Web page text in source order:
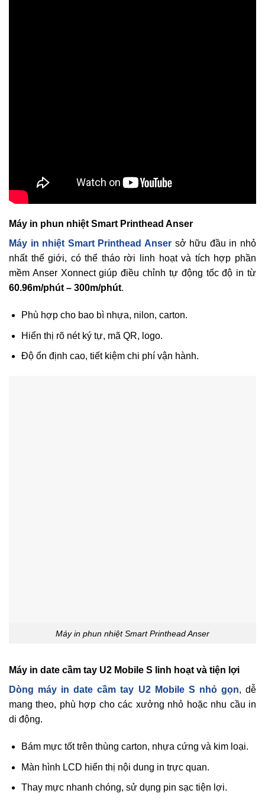
Máy in phun nhiệt Smart Printhead Anser
Máy in nhiệt Smart Printhead Anser sở hữu đầu in nhỏ
nhất thế giới, có thể tháo rời linh hoạt và tích hợp phần
mềm Anser Xonnect giúp điều chỉnh tự động tốc độ in từ
60.96m/phút – 300m/phút.
Phù hợp cho bao bì nhựa, nilon, carton.
Hiển thị rõ nét ký tự, mã QR, logo.
Độ ổn định cao, tiết kiệm chi phí vận hành.
Máy in phun nhiệt Smart Printhead Anser
Máy in date cầm tay U2 Mobile S linh hoạt và tiện lợi
Dòng máy in date cầm tay U2 Mobile S nhỏ gọn, dễ
mang theo, phù hợp cho các xưởng nhỏ hoặc nhu cầu in
di động.
Bám mực tốt trên thùng carton, nhựa cứng và kim loại.
Màn hình LCD hiển thị nội dung in trực quan.
Thay mực nhanh chóng, sử dụng pin sạc tiện lợi.